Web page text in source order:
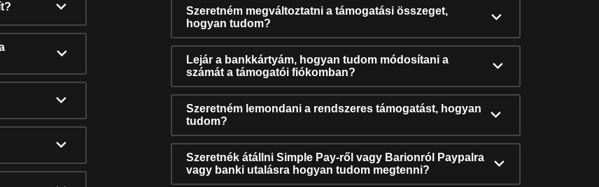
Szeretném megváltoztatni a támogatási összeget,
hogyan tudom?
Lejár a bankkártyám, hogyan tudom módosítani a
számát a támogatói fiókomban?
Szeretném lemondani a rendszeres támogatást, hogyan
tudom?
Szeretnék átállni Simple Pay-ről vagy Barionról Paypalra
vagy banki utalásra hogyan tudom megtenni?